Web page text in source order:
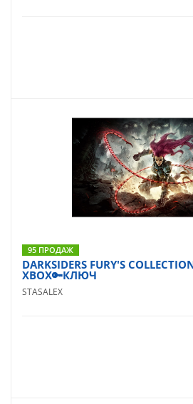
95 ПРОДАЖ
DARKSIDERS FURY'S
XBOX🔑КЛЮЧ
STASALEX